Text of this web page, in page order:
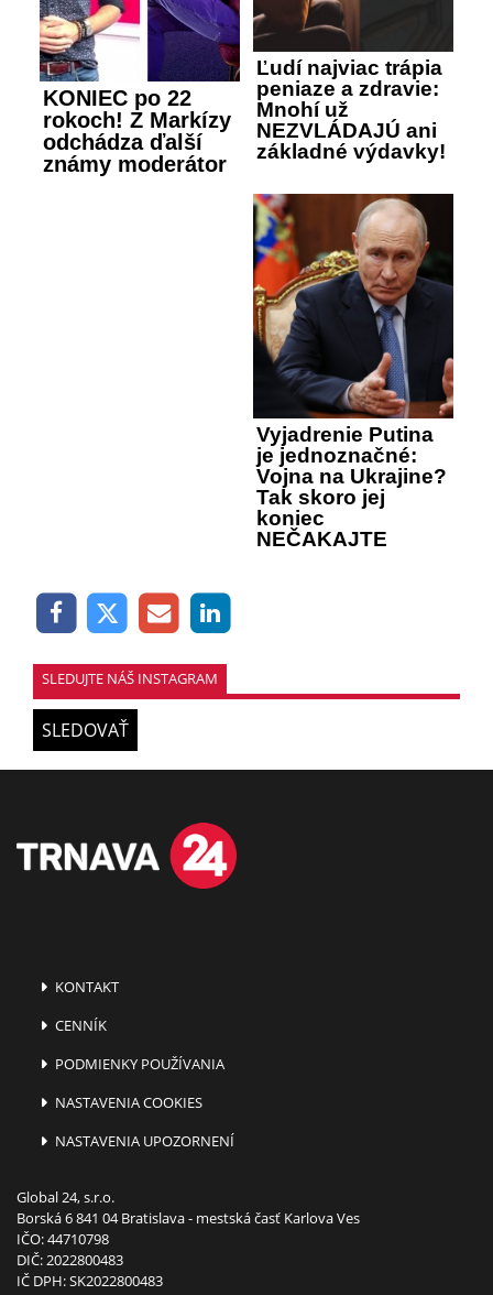
KONIEC po 22
rokoch! Z Markízy
odchádza ďalší
známy moderátor
Ľudí najviac trápia
peniaze a zdravie:
Mnohí už
NEZVLÁDAJÚ ani
základné výdavky!
Vyjadrenie Putina
je jednoznačné:
Vojna na Ukrajine?
Tak skoro jej
koniec
NEČAKAJTE
SLEDUJTE NÁŠ INSTAGRAM
SLEDOVAŤ
KONTAKT
CENNÍK
PODMIENKY POUŽÍVANIA
NASTAVENIA COOKIES
NASTAVENIA UPOZORNENÍ
Global 24, s.r.o.
Borská 6 841 04 Bratislava - mestská časť Karlova Ves
IČO: 44710798
DIČ: 2022800483
IČ DPH: SK2022800483